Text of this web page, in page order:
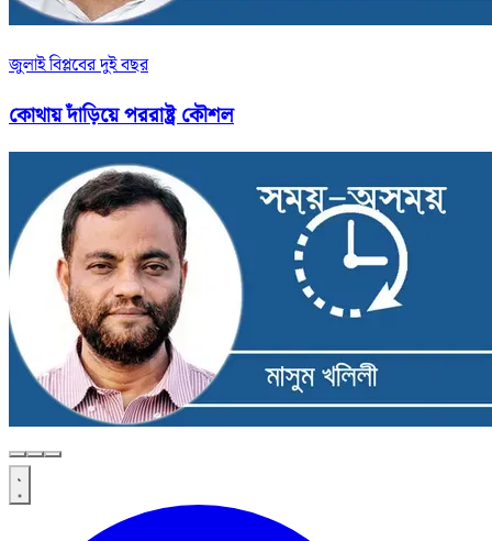
জুলাই বিপ্লবের দুই বছর
কোথায় দাঁড়িয়ে পররাষ্ট্র কৌশল